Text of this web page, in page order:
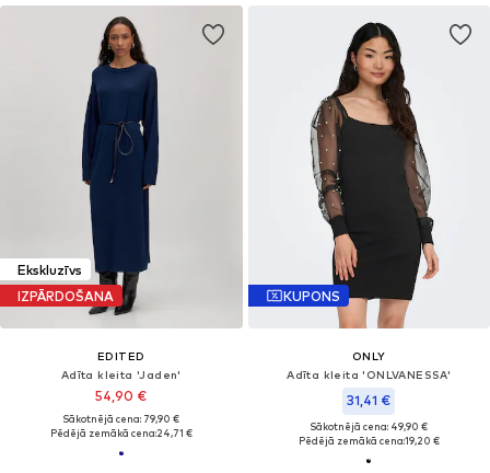
Ekskluzīvs
IZPĀRDOŠANA
EDITED
Adīta kleita 'Jaden'
54,90 €
Sākotnējā cena: 79,90 €
Pēdējā zemākā cena:24,71 €
KUPONS
ONLY
Adīta kleita 'ONLVANESSA'
31,41 €
Sākotnējā cena: 49,90 €
Pēdējā zemākā cena:19,20 €